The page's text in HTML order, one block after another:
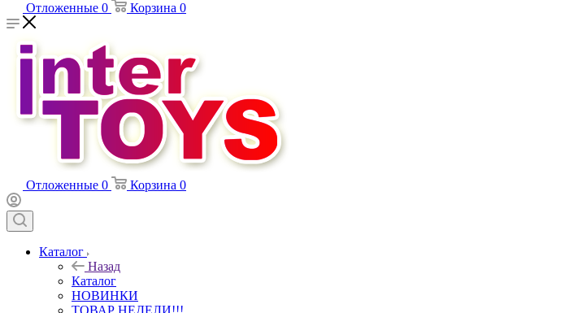
Отложенные 0 Корзина 0
Отложенные 0 Корзина 0
Каталог
Назад
Каталог
НОВИНКИ
ТОВАР НЕДЕЛИ!!!